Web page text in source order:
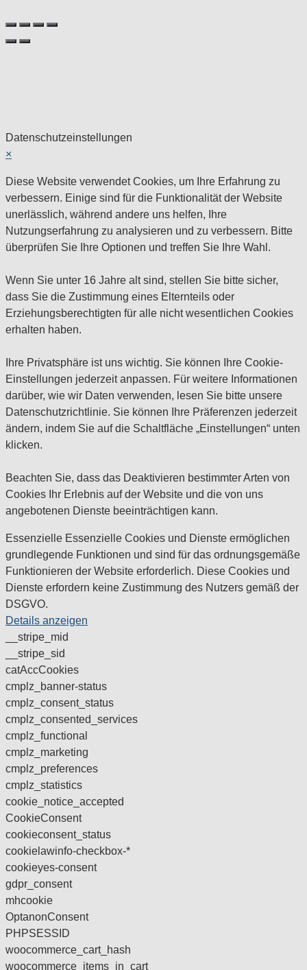
Datenschutzeinstellungen
×
Diese Website verwendet Cookies, um Ihre Erfahrung zu
verbessern. Einige sind für die Funktionalität der Website
unerlässlich, während andere uns helfen, Ihre
Nutzungserfahrung zu analysieren und zu verbessern. Bitte
überprüfen Sie Ihre Optionen und treffen Sie Ihre Wahl.
Wenn Sie unter 16 Jahre alt sind, stellen Sie bitte sicher,
dass Sie die Zustimmung eines Elternteils oder
Erziehungsberechtigten für alle nicht wesentlichen Cookies
erhalten haben.
Ihre Privatsphäre ist uns wichtig. Sie können Ihre Cookie-
Einstellungen jederzeit anpassen. Für weitere Informationen
darüber, wie wir Daten verwenden, lesen Sie bitte unsere
Datenschutzrichtlinie. Sie können Ihre Präferenzen jederzeit
ändern, indem Sie auf die Schaltfläche „Einstellungen“ unten
klicken.
Beachten Sie, dass das Deaktivieren bestimmter Arten von
Cookies Ihr Erlebnis auf der Website und die von uns
angebotenen Dienste beeinträchtigen kann.
Essenzielle Essenzielle Cookies und Dienste ermöglichen
grundlegende Funktionen und sind für das ordnungsgemäße
Funktionieren der Website erforderlich. Diese Cookies und
Dienste erfordern keine Zustimmung des Nutzers gemäß der
DSGVO.
Details anzeigen
__stripe_mid
__stripe_sid
catAccCookies
cmplz_banner-status
cmplz_consent_status
cmplz_consented_services
cmplz_functional
cmplz_marketing
cmplz_preferences
cmplz_statistics
cookie_notice_accepted
CookieConsent
cookieconsent_status
cookielawinfo-checkbox-*
cookieyes-consent
gdpr_consent
mhcookie
OptanonConsent
PHPSESSID
woocommerce_cart_hash
woocommerce_items_in_cart